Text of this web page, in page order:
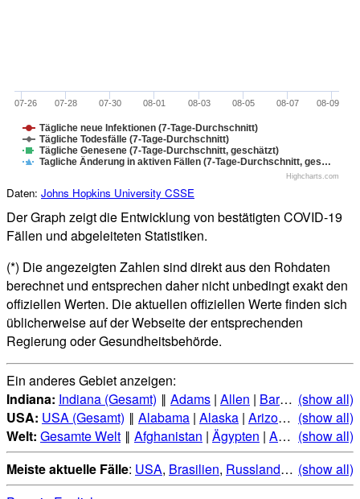
Tägliche neue Infektionen (7-Tage-Durchschnitt)
Tägliche Todesfälle (7-Tage-Durchschnitt)
Tägliche Genesene (7-Tage-Durchschnitt, geschätzt)
Tagliche Änderung in aktiven Fällen (7-Tage-Durchschnitt, ges…
07-26 07-28 07-30 08-01 08-03 08-05 08-07 08-09
Highcharts.com
Daten: Johns Hopkins University CSSE
Der Graph zeigt die Entwicklung von bestätigten COVID-19
Fällen und abgeleiteten Statistiken.
(*) Die angezeigten Zahlen sind direkt aus den Rohdaten
berechnet und entsprechen daher nicht unbedingt exakt den
offiziellen Werten. Die aktuellen offiziellen Werte finden sich
üblicherweise auf der Webseite der entsprechenden
Regierung oder Gesundheitsbehörde.
Ein anderes Gebiet anzeigen:
Indiana: Indiana (Gesamt) ‖ Adams | Allen | Bartholomew |
(show all)
USA: USA (Gesamt) ‖ Alabama | Alaska | Arizona |Arkansas
(show all)
Welt: Gesamte Welt ‖ Afghanistan | Ägypten | Albanien |
(show all)
Meiste aktuelle Fälle: USA, Brasilien, Russland,Indien,
(show all)